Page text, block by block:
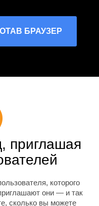
БРАУЗЕР
приглашая
которого
они — и так
сколько вы можете